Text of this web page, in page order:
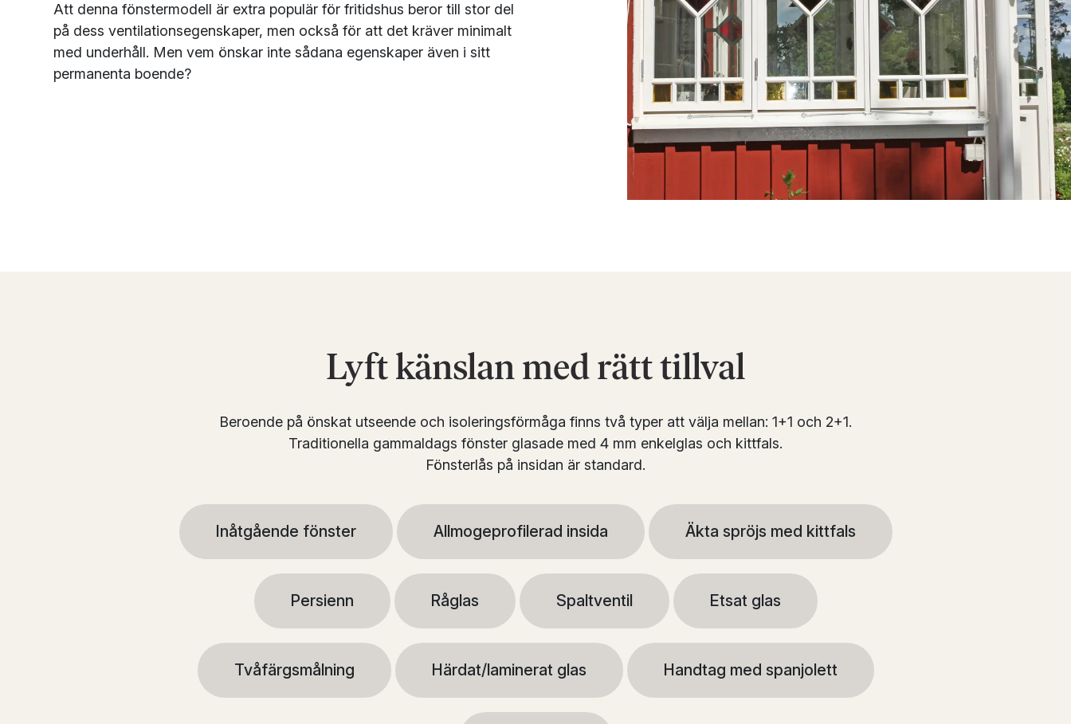
Att denna fönstermodell är extra populär för fritidshus beror till stor del
på dess ventilationsegenskaper, men också för att det kräver minimalt
med underhåll. Men vem önskar inte sådana egenskaper även i sitt
permanenta boende?
Lyft känslan med rätt tillval
Beroende på önskat utseende och isoleringsförmåga finns två typer att välja mellan: 1+1 och 2+1.
Traditionella gammaldags fönster glasade med 4 mm enkelglas och kittfals.
Fönsterlås på insidan är standard.
Inåtgående fönster Allmogeprofilerad insida Äkta spröjs med kittfals
Persienn Råglas Spaltventil Etsat glas
Tvåfärgsmålning Härdat/laminerat glas Handtag med spanjolett